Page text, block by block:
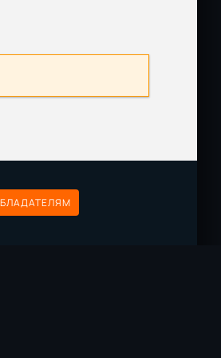
MB Скачать
MB Скачать
MB